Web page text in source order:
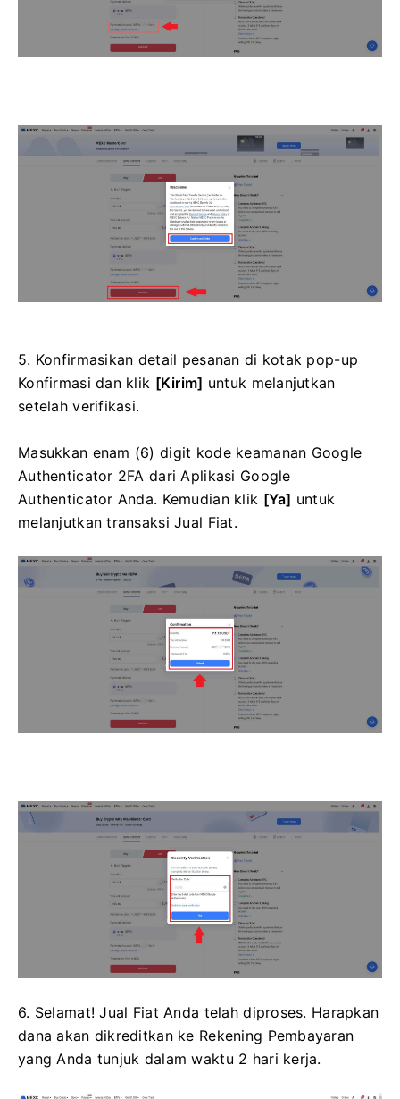
5. Konfirmasikan detail pesanan di kotak pop-up
Konfirmasi dan klik [Kirim] untuk melanjutkan
setelah verifikasi.
Masukkan enam (6) digit kode keamanan Google
Authenticator 2FA dari Aplikasi Google
Authenticator Anda. Kemudian klik [Ya] untuk
melanjutkan transaksi Jual Fiat.
6. Selamat!Jual Fiat Anda telah diproses. Harapkan
dana akan dikreditkan ke Rekening Pembayaran
yang Anda tunjuk dalam waktu 2 hari kerja.